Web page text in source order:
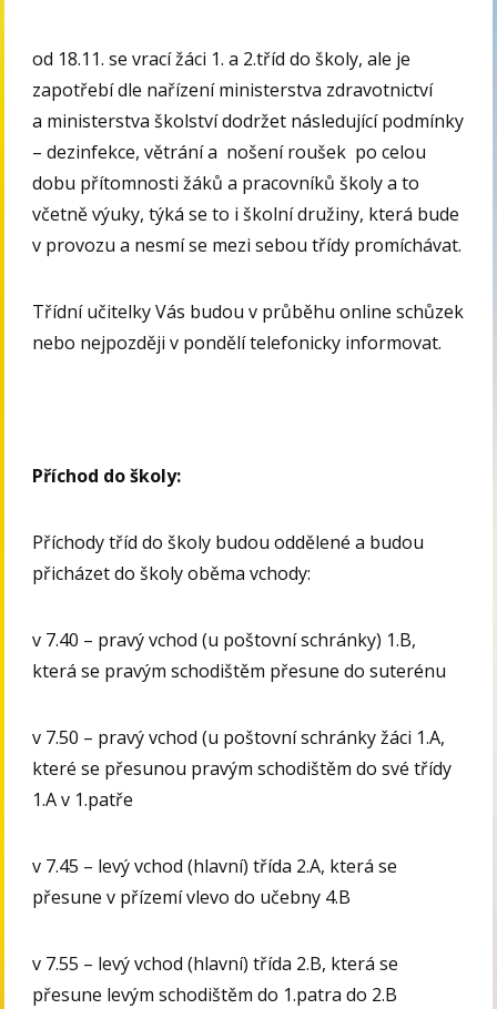
od 18.11. se vrací žáci 1. a 2.tříd do školy, ale je
zapotřebí dle nařízení ministerstva zdravotnictví
a ministerstva školství dodržet následující podmínky
– dezinfekce, větrání a nošení roušek po celou
dobu přítomnosti žáků a pracovníků školy a to
včetně výuky, týká se to i školní družiny, která bude
v provozu a nesmí se mezi sebou třídy promíchávat.
Třídní učitelky Vás budou v průběhu online schůzek
nebo nejpozději v pondělí telefonicky informovat.
Příchod do školy:
Příchody tříd do školy budou oddělené a budou
přicházet do školy oběma vchody:
v 7.40 – pravý vchod (u poštovní schránky) 1.B,
která se pravým schodištěm přesune do suterénu
v 7.50 – pravý vchod (u poštovní schránky žáci 1.A,
které se přesunou pravým schodištěm do své třídy
1.A v 1.patře
v 7.45 – levý vchod (hlavní) třída 2.A, která se
přesune v přízemí vlevo do učebny 4.B
v 7.55 – levý vchod (hlavní) třída 2.B, která se
přesune levým schodištěm do 1.patra do 2.B